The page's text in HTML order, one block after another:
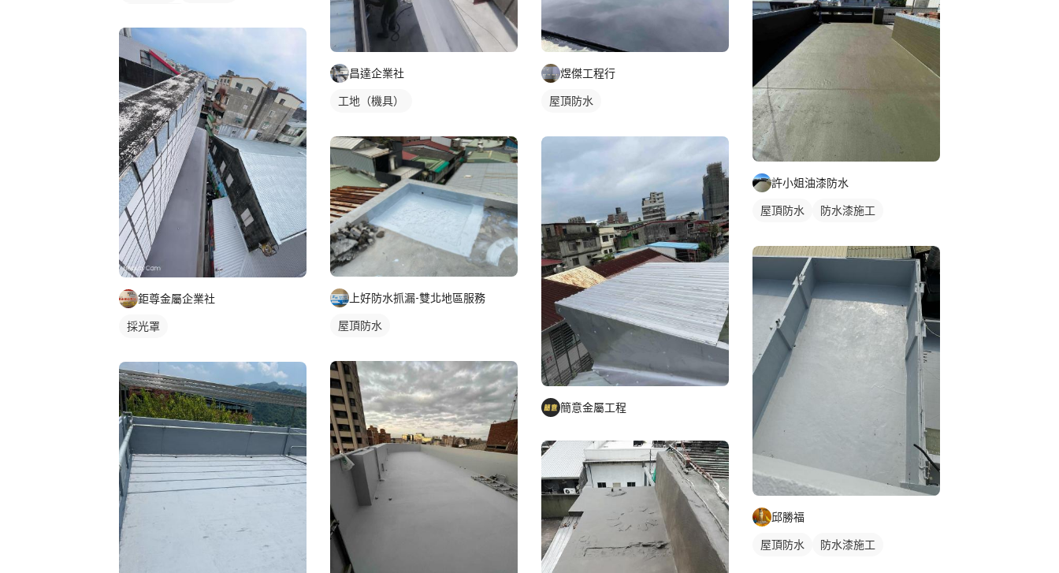
鉅尊金屬企業社
採光罩
昌達企業社
工地（機具）
上好防水抓漏-雙北地區服務
屋頂防水
煜傑工程行
屋頂防水
簡意金屬工程
許小姐油漆防水
屋頂防水 防水漆施工
邱勝福
屋頂防水 防水漆施工